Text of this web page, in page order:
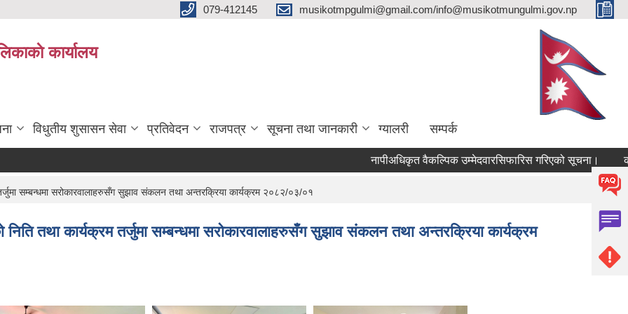
079-412145 musikotmpgulmi@gmail.com/info@musikotmungulmi.gov.np
कार्यालय
विधुतीय शुसासन सेवा प्रतिवेदन राजपत्र सूचना तथा जानकारी ग्यालरी सम्पर्क
नापीअधिकृत वैकल्पिक उम्मेदवारसिफारिस गरिएको सूचना। कवाडी
सम्बन्धमा सरोकारवालाहरुसँग सुझाव संकलन तथा अन्तरक्रिया कार्यक्रम २०८२/०३/०१
तथा कार्यक्रम तर्जुमा सम्बन्धमा सरोकारवालाहरुसँग सुझाव संकलन तथा अन्तरक्रिया कार्यक्रम